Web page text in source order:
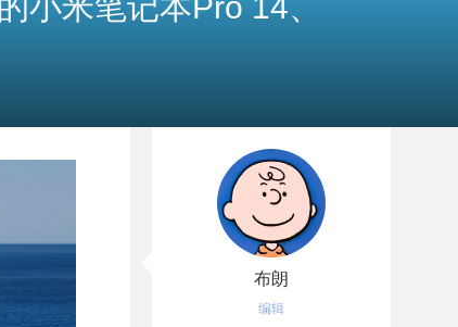
布朗
编辑